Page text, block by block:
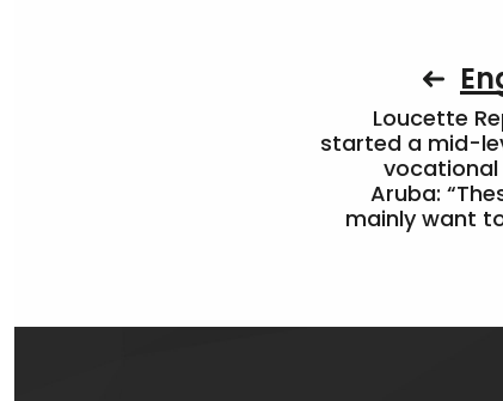
Loucette
started a mid-
Aruba:
mainly want